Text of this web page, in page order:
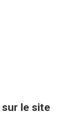
le site